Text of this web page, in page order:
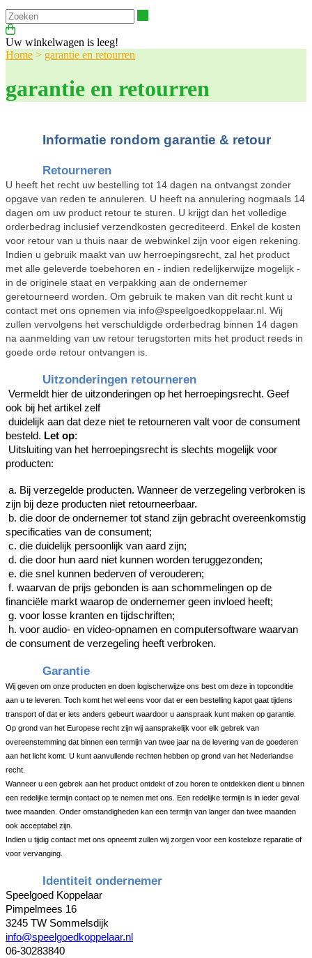
Uw winkelwagen is leeg!
Home > garantie en retourren
garantie en retourren
Informatie rondom garantie & retour
Retourneren
U heeft het recht uw bestelling tot 14 dagen na ontvangst zonder
opgave van reden te annuleren. U heeft na annulering nogmaals 14
dagen om uw product retour te sturen. U krijgt dan het volledige
orderbedrag inclusief verzendkosten gecrediteerd. Enkel de kosten
voor retour van u thuis naar de webwinkel zijn voor eigen rekening.
Indien u gebruik maakt van uw herroepingsrecht, zal het product
met alle geleverde toebehoren en - indien redelijkerwijze mogelijk -
in de originele staat en verpakking aan de ondernemer
geretourneerd worden. Om gebruik te maken van dit recht kunt u
contact met ons opnemen via info@speelgoedkoppelaar.nl. Wij
zullen vervolgens het verschuldigde orderbedrag binnen 14 dagen
na aanmelding van uw retour terugstorten mits het product reeds in
goede orde retour ontvangen is.
Uitzonderingen retourneren
Vermeldt hier de uitzonderingen op het herroepingsrecht. Geef
ook bij het artikel zelf
duidelijk aan dat deze niet te retourneren valt voor de consument
besteld. Let op:
Uitsluiting van het herroepingsrecht is slechts mogelijk voor
producten:
a. Bij verzegelde producten. Wanneer de verzegeling verbroken is
zijn bij deze producten niet retourneerbaar.
b. die door de ondernemer tot stand zijn gebracht overeenkomstig
specificaties van de consument;
c. die duidelijk persoonlijk van aard zijn;
d. die door hun aard niet kunnen worden teruggezonden;
e. die snel kunnen bederven of verouderen;
f. waarvan de prijs gebonden is aan schommelingen op de
financiële markt waarop de ondernemer geen invloed heeft;
g. voor losse kranten en tijdschriften;
h. voor audio- en video-opnamen en computersoftware waarvan
de consument de verzegeling heeft verbroken.
Garantie
Wij geven om onze producten en doen logischerwijze ons best om deze in topconditie
aan u te leveren. Toch komt het wel eens voor dat er een bestelling kapot gaat tijdens
transport of dat er iets anders gebeurt waardoor u aanspraak kunt maken op garantie.
Op grond van het Europese recht zijn wij aansprakelijk voor elk gebrek van
overeenstemming dat binnen een termijn van twee jaar na de levering van de goederen
aan het licht komt. U kunt aanvullende rechten hebben op grond van het Nederlandse
recht.
Wanneer u een gebrek aan het product ontdekt of zou horen te ontdekken dient u binnen
een redelijke termijn contact op te nemen met ons. Een redelijke termijn is in ieder geval
twee maanden. Onder omstandigheden kan een termijn van langer dan twee maanden
ook acceptabel zijn.
Indien u tijdig contact met ons opneemt zullen wij zorgen voor een kosteloze reparatie of
voor vervanging.
Identiteit ondernemer
Speelgoed Koppelaar
Pimpelmees 16
3245 TW Sommelsdijk
info@speelgoedkoppelaar.nl
06-30283840